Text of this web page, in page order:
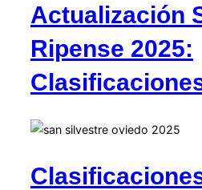
Actualización
Ripense 2025: